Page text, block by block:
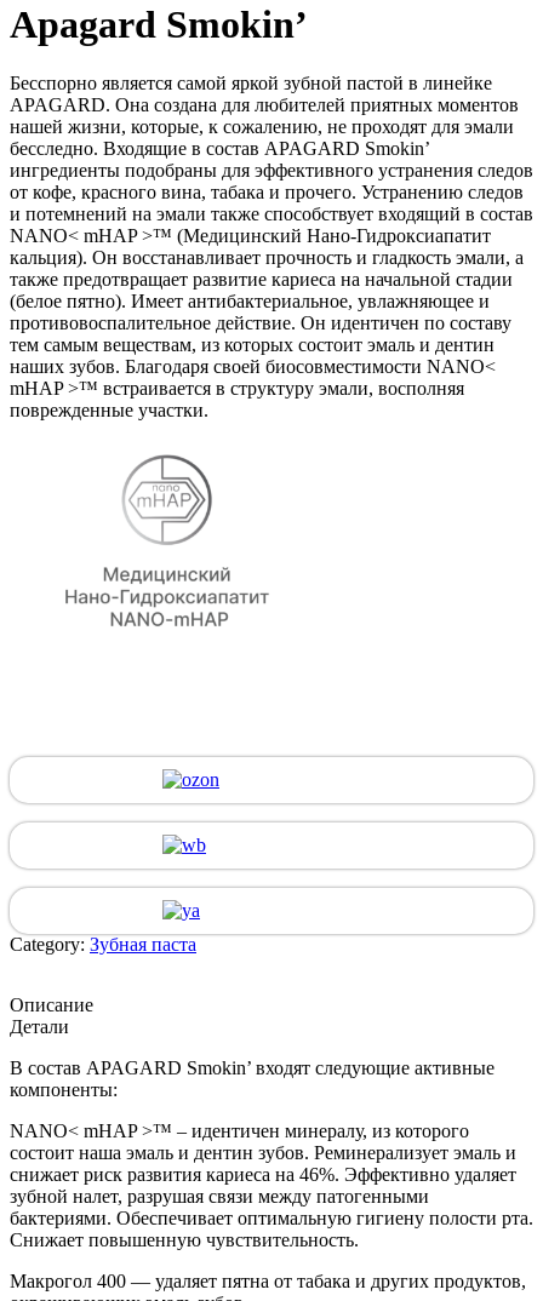
Apagard Smokin’
Бесспорно является самой яркой зубной пастой в линейке
APAGARD. Она создана для любителей приятных моментов
нашей жизни, которые, к сожалению, не проходят для эмали
бесследно. Входящие в состав APAGARD Smokin’
ингредиенты подобраны для эффективного устранения следов
от кофе, красного вина, табака и прочего. Устранению следов
и потемнений на эмали также способствует входящий в соcтав
NANO< mHAP >™ (Медицинский Нано-Гидроксиапатит
кальция). Он восстанавливает прочность и гладкость эмали, а
также предотвращает развитие кариеса на начальной стадии
(белое пятно). Имеет антибактериальное, увлажняющее и
противовоспалительное действие. Он идентичен по составу
тем самым веществам, из которых состоит эмаль и дентин
наших зубов. Благодаря своей биосовместимости NANO<
mHAP >™ встраивается в структуру эмали, восполняя
поврежденные участки.
Category: Зубная паста
Описание
Детали
В состав APAGARD Smokin’ входят следующие активные
компоненты:
NANO< mHAP >™ – идентичен минералу, из которого
состоит наша эмаль и дентин зубов. Реминерализует эмаль и
снижает риск развития кариеса на 46%. Эффективно удаляет
зубной налет, разрушая связи между патогенными
бактериями. Обеспечивает оптимальную гигиену полости рта.
Снижает повышенную чувствительность.
Макрогол 400 — удаляет пятна от табака и других продуктов,